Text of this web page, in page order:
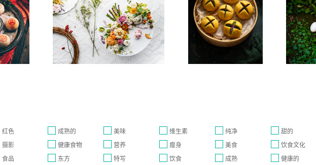
红色 成熟的 美味 维生素 纯净 甜的
摄影
健康食物 营养 瘦身 美食 饮食文化
食品
东方 特写 饮食 成熟 健康的